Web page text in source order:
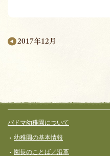
ペ
ー
ジ
ナ
2017年12月
フッターコンテンツ
パドマ幼稚園について
幼稚園の基本情報
園長のことば／沿革